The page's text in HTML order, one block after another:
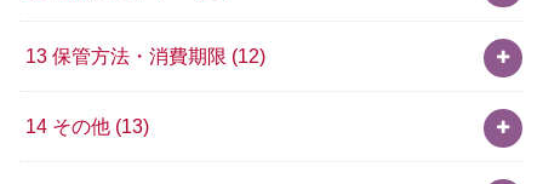
13 保管方法・消費期限 (12)
14 その他 (13)